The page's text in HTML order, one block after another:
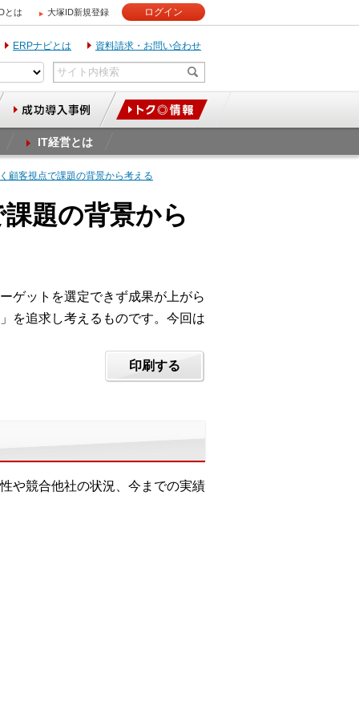
とは 大塚ID新規登録 ログイン
ERPナビとは 資料請求・お問い合わせ
IT経営とは
顧客視点で課題の背景から考える
題の背景から
ゲットを選定できず成果が上がら
を追求し考えるものです。今回は
印刷する
や競合他社の状況、今までの実績